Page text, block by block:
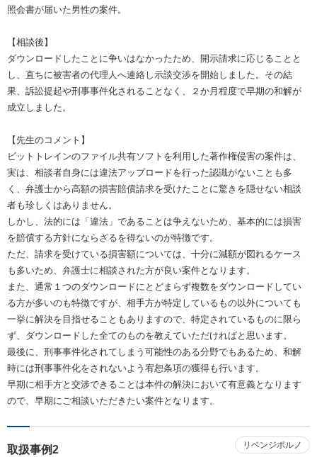
照会書が届いた男性の案件。
【相談後】
ダウンロードしたことに争いはなかったため、開示請求に応じることと
し、直ちに被害者の代理人へ連絡し示談交渉を開始しました。その結
果、訴訟提起や刑事事件化されることなく、２か月程度で早期の和解が
成立しました。
【先生のコメント】
ビットトレインのファイル共有ソフトを利用した著作権侵害の案件は、
実は、相談者自身には違法アップロードを行った認識がないことも多
く、弁護士から高額の損害賠償請求を受けたことに驚きを隠せない相談
者も珍しくはありません。
しかし、法的には「違法」であることは争えないため、基本的には損害
を賠償する方針にならざるを得ないのが特徴です。
ただ、請求を受けている損害額については、十分に減額が図れるケース
も多いため、弁護士に相談された方が良い案件となります。
また、通常１つのダウンロードにとどまらず複数をダウンロードしてい
る方が多いのも特徴ですが、相手方が特定しているもの以外についても
一挙に解決を目指せることもありますので、特定されているものに限ら
ず、ダウンロードした全てのものを教えていただければと思います。
最後に、刑事事件化されてしまう可能性のある分野でもあるため、和解
時には刑事事件化をされないよう宥恕条項の獲得も行います。
早期に相手方と交渉できることは本件の解決において有意義となります
ので、早期にご相談いただきたい案件となります。
取扱事例2 リベンジポルノ